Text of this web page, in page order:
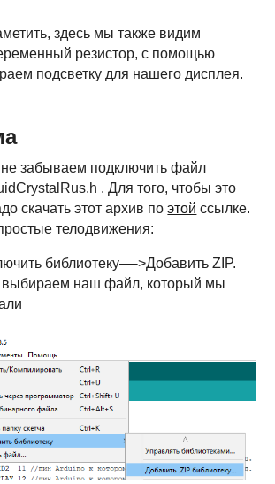
здесь мы также видим
резистор, с помощью
подсветку для нашего дисплея.
забываем подключить файл
. Для того, чтобы это
скачать этот архив поэтой ссылке.
телодвижения:
библиотеку—->Добавить ZIP.
выбираем наш файл, который мы